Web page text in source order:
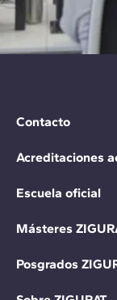
Contacto
Acreditaciones
Escuela oficial
Másteres
Posgrados